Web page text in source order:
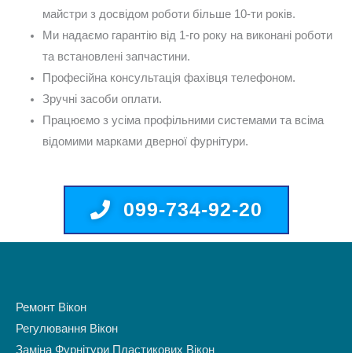
майстри з досвідом роботи більше 10-ти років.
Ми надаємо гарантію від 1-го року на виконані роботи
та встановлені запчастини.
Професійна консультація фахівця телефоном.
Зручні засоби оплати.
Працюємо з усіма профільними системами та всіма
відомими марками дверної фурнітури.
099-734-92-20
Ремонт Вікон
Регулювання Вікон
Заміна Фурнітури Пластикових Вікон